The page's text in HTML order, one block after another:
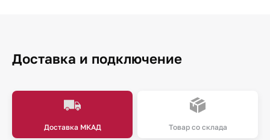
Доставка и подключение
Доставка МКАД Товар со склада